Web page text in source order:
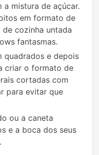
mistura de açúcar.
em formato de
cozinha untada
fantasmas.
quadrados e depois
criar o formato de
cortadas com
para evitar que
ou a caneta
e a boca dos seus